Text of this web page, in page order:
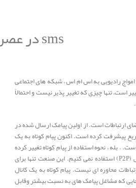
sms در عصر دیجیتال
و امواج رادیویی به اس ام اس ، شبکه های اجتماعی
است، تنها چیزی که تغییر پذیر نیست و احتمالاً
ارتباطات است. از اولین پیامک ارسال شده در
پیشرفت کرده است. اکنون پیام کوتاه به یک
بله ، نحوه استفاده از پیام کوتاه تغییر کرده
است ، ما واقعاً دیگر از آن تنها برای ارتباط شخص به شخص (P2P) استفاده نمی کنیم. این صنعت تنها برای
محاوره ای نیست. پیام کوتاه به یک کانال
که مشاغل پیامک های به نسبت بیشتر وقابل